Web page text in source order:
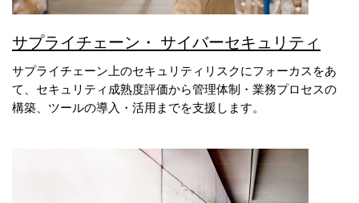
サプライチェーン・ サイバーセキュリティ
サプライチェーン上のセキュリティリスクにフォーカスをあ
て、セキュリティ成熟度評価から管理体制・業務プロセスの
構築、ツールの導入・活用までを支援します。